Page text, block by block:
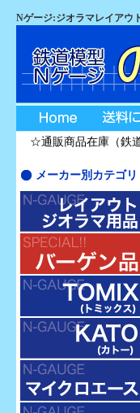
Nゲージ:ジオラマレイアウ
☆通販商品在庫（鉄道模型
メーカー別カテゴリ